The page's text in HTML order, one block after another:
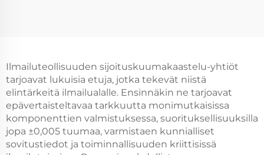
Ilmailuteollisuuden sijoituskuumakaastelu-yhtiöt
tarjoavat lukuisia etuja, jotka tekevät niistä
elintärkeitä ilmailualalle. Ensinnäkin ne tarjoavat
epävertaisteltavaa tarkkuutta monimutkaisissa
komponenttien valmistuksessa, suorituksellisuuksilla
jopa ±0,005 tuumaa, varmistaen kunnialliset
sovitustiedot ja toiminnallisuuden kriittisissä